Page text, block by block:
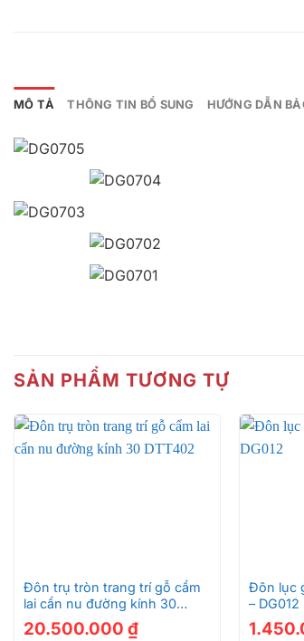
MÔ TẢ THÔNG TIN BỔ SUNG HƯỚNG DẪN
SẢN PHẨM TƯƠNG TỰ
Đôn trụ tròn trang trí gỗ cẩm
lai cẩn nu đường kính 30
DTT402
20.500.000 ₫
Đôn lục
– DG012